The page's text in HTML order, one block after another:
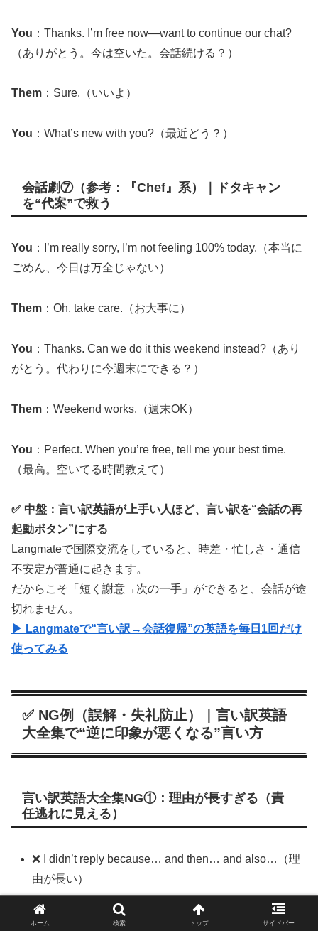
You ：Thanks. I’m free now—want to continue our chat?
（ありがとう。今は空いた。会話続ける？）
Them ：Sure.（いいよ）
You ：What’s new with you?（最近どう？）
会話劇⑦（参考：『Chef』系）｜ドタキャン
を“代案”で救う
You ：I’m really sorry, I’m not feeling 100% today.（本当に
ごめん、今日は万全じゃない）
Them ：Oh, take care.（お大事に）
You ：Thanks. Can we do it this weekend instead?（あり
がとう。代わりに今週末にできる？）
Them ：Weekend works.（週末OK）
You ：Perfect. When you’re free, tell me your best time.
（最高。空いてる時間教えて）
✅ 中盤：言い訳英語が上手い人ほど、言い訳を“会話の再
起動ボタン”にする
Langmateで国際交流をしていると、時差・忙しさ・通信
不安定が普通に起きます。
だからこそ「短く謝意→次の一手」ができると、会話が途
切れません。
▶ Langmateで“言い訳→会話復帰”の英語を毎日1回だけ
使ってみる
✅ NG例（誤解・失礼防止）｜言い訳英語
大全集で“逆に印象が悪くなる”言い方
言い訳英語大全集NG①：理由が長すぎる（責
任逃れに見える）
❌ I didn’t reply because… and then… and also…（理
由が長い）
✅ Sorry for the late reply. I was tied up.（返信遅れて
ごめん。立て込んでた）
ホーム 検索 トップ サイドバー